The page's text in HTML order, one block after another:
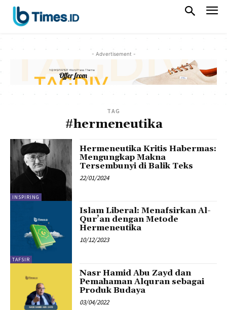
- Advertisement -
TAG
#hermeneutika
INSPIRING
Hermeneutika Kritis Habermas:
Mengungkap Makna
Tersembunyi di Balik Teks
22/01/2024
TAFSIR
Islam Liberal: Menafsirkan Al-
Qur’an dengan Metode
Hermeneutika
10/12/2023
Nasr Hamid Abu Zayd dan
Pemahaman Alquran sebagai
Produk Budaya
03/04/2022